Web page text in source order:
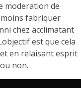
moderation de
fabriquer
chez acclimatant
est que cela
en relaisant esprit
non.